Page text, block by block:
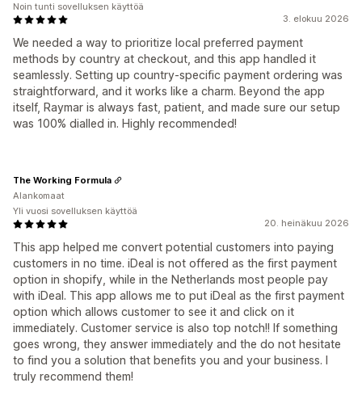
3. elokuu 2026
We needed a way to prioritize local preferred payment
methods by country at checkout, and this app handled it
seamlessly. Setting up country-specific payment ordering was
straightforward, and it works like a charm. Beyond the app
itself, Raymar is always fast, patient, and made sure our setup
was 100% dialled in. Highly recommended!
Noin tunti sovelluksen käyttöä
20. heinäkuu 2026
This app helped me convert potential customers into paying
customers in no time. iDeal is not offered as the first payment
option in shopify, while in the Netherlands most people pay
with iDeal. This app allows me to put iDeal as the first payment
option which allows customer to see it and click on it
immediately. Customer service is also top notch!! If something
goes wrong, they answer immediately and the do not hesitate
to find you a solution that benefits you and your business. I
truly recommend them!
The Working Formula
Alankomaat
Yli vuosi sovelluksen käyttöä